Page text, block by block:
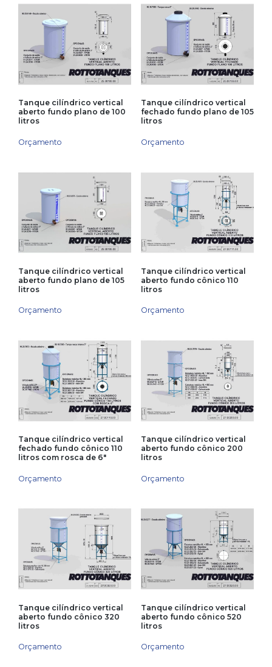
Tanque cilíndrico vertical
aberto fundo plano de 100
litros
Orçamento
Tanque cilíndrico vertical
fechado fundo plano de 105
litros
Orçamento
Tanque cilíndrico vertical
aberto fundo plano de 105
litros
Orçamento
Tanque cilíndrico vertical
aberto fundo cônico 110
litros
Orçamento
Tanque cilíndrico vertical
fechado fundo cônico 110
litros com rosca de 6″
Orçamento
Tanque cilíndrico vertical
aberto fundo cônico 200
litros
Orçamento
Tanque cilíndrico vertical
aberto fundo cônico 320
litros
Orçamento
Tanque cilíndrico vertical
aberto fundo cônico 520
litros
Orçamento